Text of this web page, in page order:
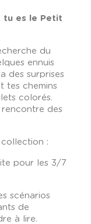
tu es le Petit
du
ennuis
des surprises
tes chemins
colorés.
rencontre des
:
pour les 3/7
scénarios
de
à lire.